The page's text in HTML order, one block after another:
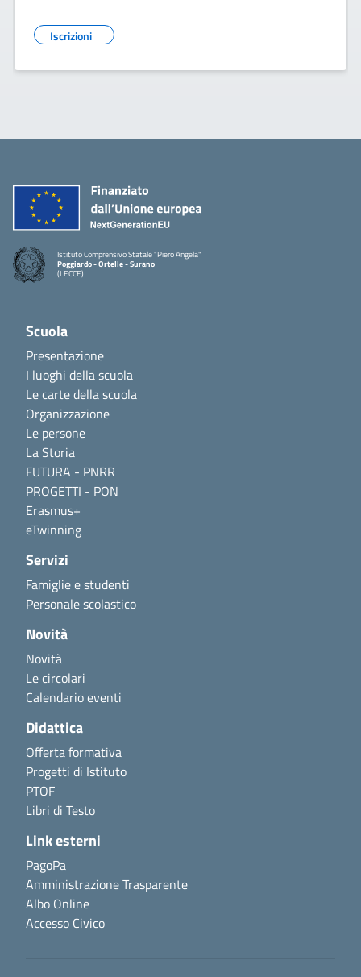
Iscrizioni
Istituto Comprensivo Statale "Piero Angela"
Poggiardo - Ortelle - Surano
(LECCE)
Scuola
Presentazione
I luoghi della scuola
Le carte della scuola
Organizzazione
Le persone
La Storia
FUTURA - PNRR
PROGETTI - PON
Erasmus+
eTwinning
Servizi
Famiglie e studenti
Personale scolastico
Novità
Novità
Le circolari
Calendario eventi
Didattica
Offerta formativa
Progetti di Istituto
PTOF
Libri di Testo
Link esterni
PagoPa
Amministrazione Trasparente
Albo Online
Accesso Civico